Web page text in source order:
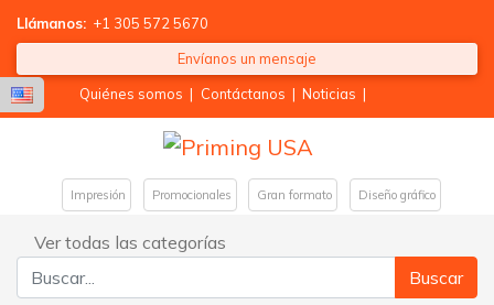
Llámanos: +1 305 572 5670
Envíanos un mensaje
Quiénes somos | Contáctanos | Noticias |
Impresión Promocionales Gran formato Diseño gráfico
Ver todas las categorías
Buscar: